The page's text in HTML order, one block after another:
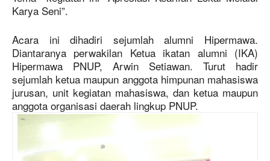
Karya Seni”.
Acara ini dihadiri sejumlah alumni Hipermawa.
Diantaranya perwakilan Ketua ikatan alumni (IKA)
Hipermawa PNUP, Arwin Setiawan. Turut hadir
sejumlah ketua maupun anggota himpunan mahasiswa
jurusan, unit kegiatan mahasiswa, dan ketua maupun
anggota organisasi daerah lingkup PNUP.